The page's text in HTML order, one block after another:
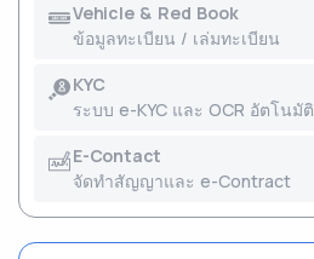
Vehicle & Red Book
ข้อมูลทะเบียน / เล่มทะเบียน
KYC
ระบบ e-KYC และ OCR อัตโนมัติ
E-Contact
จัดทำสัญญาและ e-Contract